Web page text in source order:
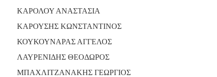
ΚΑΡΟΛΟΥ ΑΝΑΣΤΑΣΙΑ
ΚΑΡΟΥΣΗΣ ΚΩΝΣΤΑΝΤΙΝΟΣ
ΚΟΥΚΟΥΝΑΡΑΣ ΑΓΓΕΛΟΣ
ΛΑΥΡΕΝΙΔΗΣ ΘΕΟΔΩΡΟΣ
ΜΠΑΧΛΙΤΖΑΝΑΚΗΣ ΓΕΩΡΓΙΟΣ